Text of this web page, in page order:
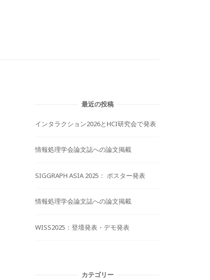
最近の投稿
インタラクション2026とHCI研究会で発表
情報処理学会論文誌への論文掲載
SIGGRAPH ASIA 2025： ポスター発表
情報処理学会論文誌への論文掲載
WISS2025：登壇発表・デモ発表
カテゴリー